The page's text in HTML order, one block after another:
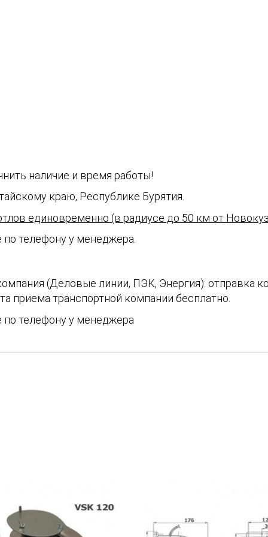
наличие и время работы!
краю, Республике Бурятия.
единовременно (в радиусе до 50 км от
телефону у менеджера.
(Деловые линии, ПЭК, Энергия): отправка
приема транспортной компании бесплатно.
по телефону у менеджера